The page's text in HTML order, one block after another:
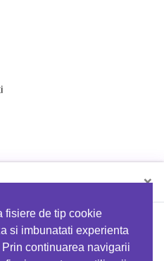
fisiere de tip cookie
si imbunatati experienta
continuarea navigarii
×